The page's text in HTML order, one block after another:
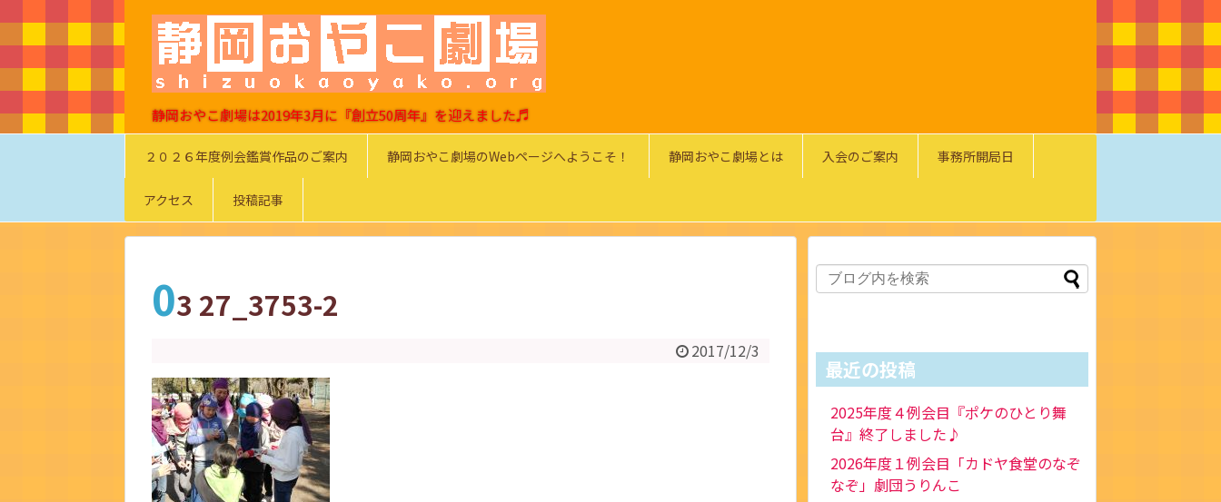
静岡おやこ劇場は2019年3月に『創立50周年』を迎えました♬
２０２６年度例会鑑賞作品のご案内 静岡おやこ劇場のWebページへようこそ！ 静岡おやこ劇場とは 入会のご案内 事務所開局日
アクセス 投稿記事
03 27_3753-2
2017/12/3
最近の投稿
2025年度４例会目『ポケのひとり舞
台』終了しました♪
2026年度１例会目「カドヤ食堂のなぞ
なぞ」劇団うりんこ